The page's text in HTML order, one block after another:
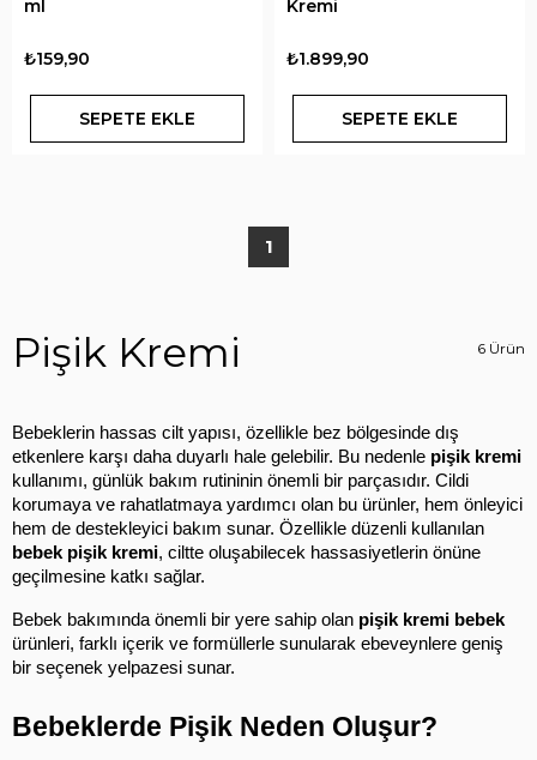
ml
₺159,90
SEPETE EKLE
Kremi
₺1.899,90
SEPETE EKLE
1
Pişik Kremi 6 Ürün
Bebeklerin hassas cilt yapısı, özellikle bez bölgesinde dış
etkenlere karşı daha duyarlı hale gelebilir. Bu nedenle pişik kremi
kullanımı, günlük bakım rutininin önemli bir parçasıdır. Cildi
korumaya ve rahatlatmaya yardımcı olan bu ürünler, hem önleyici
bebek pişik kremi, ciltte oluşabilecek hassasiyetlerin önüne
geçilmesine katkı sağlar.
Bebek bakımında önemli bir yere sahip olan pişik kremi bebek
ürünleri, farklı içerik ve formüllerle sunularak ebeveynlere geniş
bir seçenek yelpazesi sunar.
Bebeklerde Pişik Neden Oluşur?